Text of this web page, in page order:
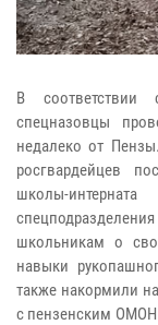
В соответствии
спецназовцы
недалеко от
росгвардейцев
школы-
школьникам о
навыки
также накормили
с пензенским ОМОН